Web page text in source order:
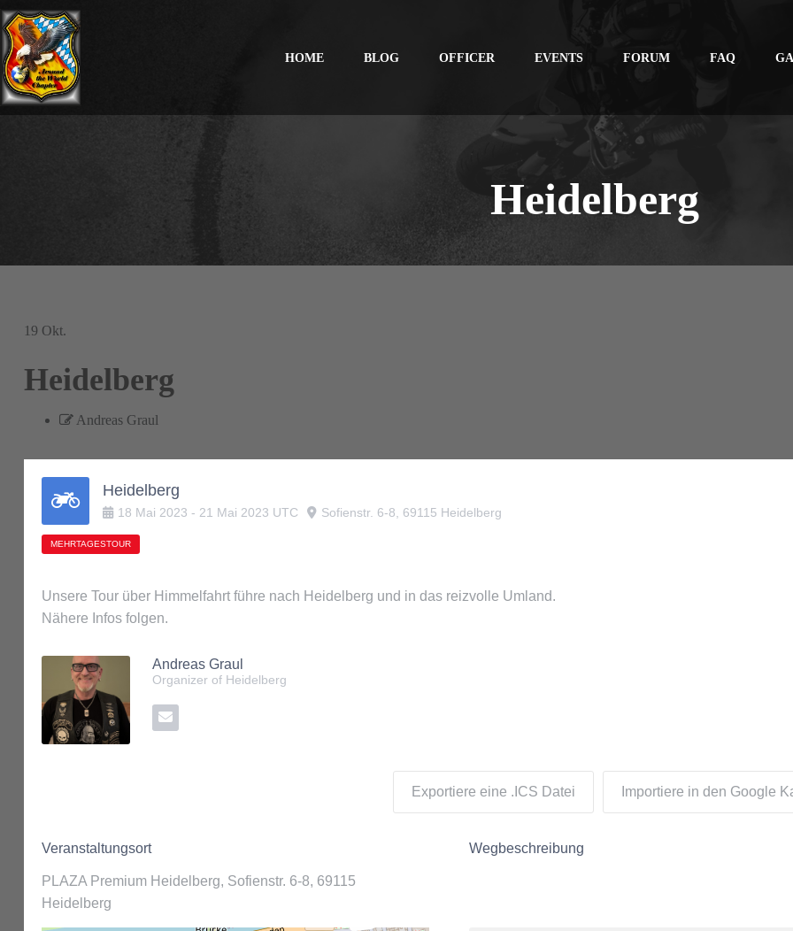
HOME BLOG OFFICER EVENTS FORUM FAQ
Heidelberg
19 Okt.
Heidelberg
Andreas Graul
Heidelberg
18 Mai 2023 - 21 Mai 2023 UTC Sofienstr. 6-8, 69115 Heidelberg
MEHRTAGESTOUR
Unsere Tour über Himmelfahrt führe nach Heidelberg und in das reizvolle Umland.
Nähere Infos folgen.
Andreas Graul
Organizer of Heidelberg
Exportiere eine .ICS Datei Importiere in den Google
Veranstaltungsort
PLAZA Premium Heidelberg, Sofienstr. 6-8, 69115
Heidelberg
Wegbeschreibung